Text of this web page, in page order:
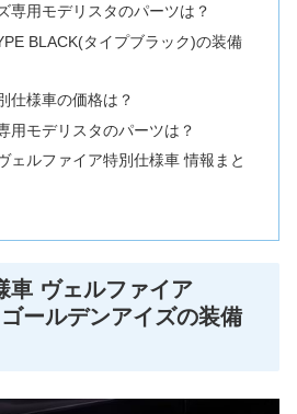
専用モデリスタのパーツは？
BLACK(タイプブラック)の装備
仕様車の価格は？
用モデリスタのパーツは？
ェルファイア特別仕様車 情報まと
車 ヴェルファイア
ールデンアイズの装備